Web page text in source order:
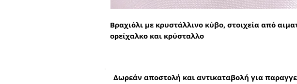
Βραχιόλι με κρυστάλλινο κύβο, στοιχεία από
ορείχαλκο και κρύσταλλο
Δωρεάν αποστολή και αντικαταβολή για